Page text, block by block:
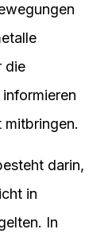
die
mitbringen.
darin,
in
In